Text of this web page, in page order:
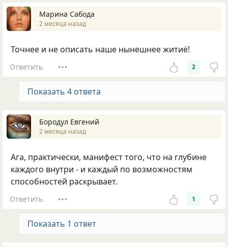
Марина Сабода
2 месяца назад
Точнее и не описать наше нынешнее житиё!
Ответить 2
Показать 4 ответа
Бородул Евгений
2 месяца назад
Ага, практически, манифест того, что на глубине
каждого внутри - и каждый по возможностям
способностей раскрывает.
Ответить 1
Показать 1 ответ